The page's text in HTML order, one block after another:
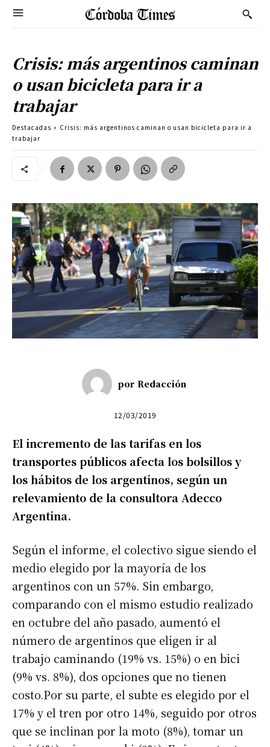
Crisis: más argentinos caminan
o usan bicicleta para ir a
trabajar
Destacadas
Crisis: más argentinos caminan o usan bicicleta para ir a
trabajar
por Redacción
12/03/2019
El incremento de las tarifas en los
transportes públicos afecta los bolsillos y
los hábitos de los argentinos, según un
relevamiento de la consultora Adecco
Argentina.
Según el informe, el colectivo sigue siendo el
medio elegido por la mayoría de los
argentinos con un 57%. Sin embargo,
comparando con el mismo estudio realizado
en octubre del año pasado, aumentó el
número de argentinos que eligen ir al
trabajo caminando (19% vs. 15%) o en bici
(9% vs. 8%), dos opciones que no tienen
costo.Por su parte, el subte es elegido por el
17% y el tren por otro 14%, seguido por otros
que se inclinan por la moto (8%), tomar un